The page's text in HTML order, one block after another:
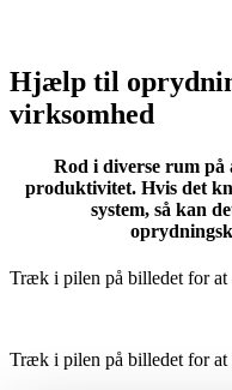
Hjælp til
virksomhed
Rod i diverse rum på
produktivitet. Hvis det
system, så kan
Træk i pilen på billedet for at
Træk i pilen på billedet for at